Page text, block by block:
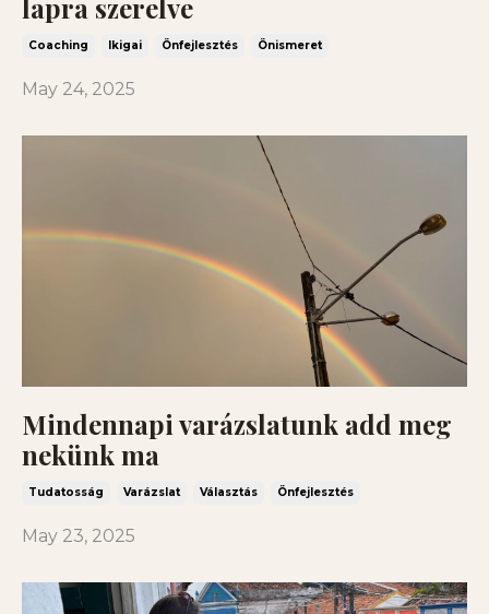
lapra szerelve
Coaching Ikigai Önfejlesztés Önismeret
May 24, 2025
Mindennapi varázslatunk add meg
nekünk ma
Tudatosság Varázslat Választás Önfejlesztés
May 23, 2025